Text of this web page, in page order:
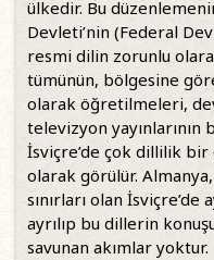
ülkedir. Bu
Devleti’nin (Federal
resmi dilin zorunlu
tümünün, bölgesine
olarak öğretilmeleri,
televizyon yayınlarının
İsviçre’de çok dillilik
olarak görülür.
sınırları olan İsviçre’de
ayrılıp bu dillerin
savunan akımlar yoktur.